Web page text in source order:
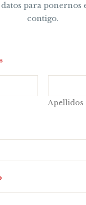
para ponernos
contigo.
*
Apellidos